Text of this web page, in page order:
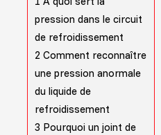
pression dans le circuit
de refroidissement
2 Comment reconnaître
une pression anormale
du liquide de
refroidissement
3 Pourquoi un joint de